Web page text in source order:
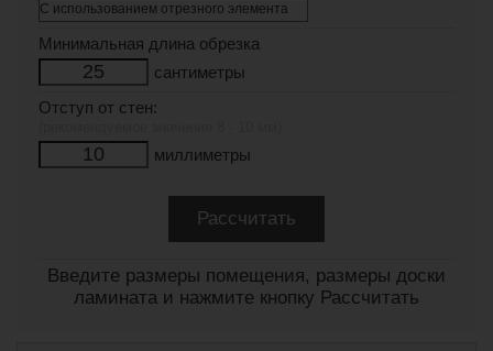
Минимальная длина обрезка
сантиметры
Отступ от стен:
миллиметры
Введите размеры помещения, размеры доски
ламината и нажмите кнопку Рассчитать